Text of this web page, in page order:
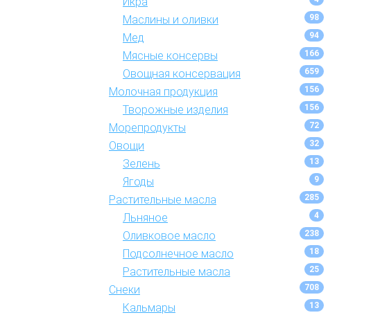
Маслины и оливки 98
Мед 94
Мясные консервы 166
Овощная консервация 659
Молочная продукция 156
Творожные изделия 156
Морепродукты 72
Овощи 32
Зелень 13
Ягоды 9
Растительные масла 285
Льняное 4
Оливковое масло 238
Подсолнечное масло 18
Растительные масла 25
Снеки 708
Кальмары 13